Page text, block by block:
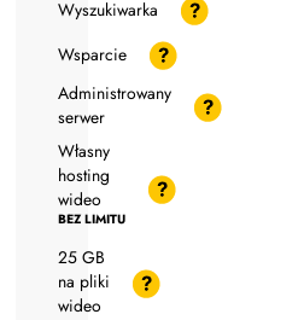
Wyszukiwarka
Wsparcie
Administrowany
serwer
Własny
hosting
wideo
BEZ LIMITU
25 GB
na pliki
wideo